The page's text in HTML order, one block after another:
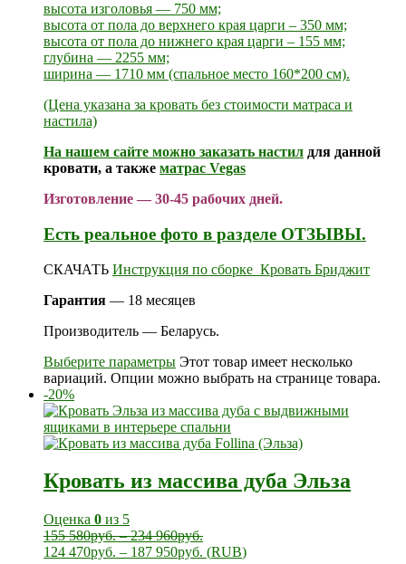
высота изголовья — 750 мм;
высота от пола до верхнего края царги – 350 мм;
высота от пола до нижнего края царги – 155 мм;
глубина — 2255 мм;
ширина — 1710 мм (спальное место 160*200 см).
(Цена указана за кровать без стоимости матраса и
настила)
На нашем сайте можно заказать настил для данной
кровати, а также матрас Vegas
Изготовление — 30-45 рабочих дней.
Есть реальное фото в разделе ОТЗЫВЫ.
СКАЧАТЬ Инструкция по сборке_Кровать Бриджит
Гарантия — 18 месяцев
Производитель — Беларусь.
Выберите параметры Этот товар имеет несколько
вариаций. Опции можно выбрать на странице товара.
-20%
Кровать из массива дуба Эльза
Оценка 0 из 5
155 580руб.–234 960руб.
124 470руб. – 187 950руб. (RUB)